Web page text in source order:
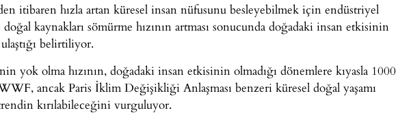
itibaren hızla artan küresel insan nüfusunu besleyebilmek için endüstriyel
doğal kaynakları sömürme hızının artması sonucunda doğadaki insan etkisinin
belirtiliyor.
yok olma hızının, doğadaki insan etkisinin olmadığı dönemlere kıyasla 1000
ancak Paris İklim Değişikliği Anlaşması benzeri küresel doğal yaşamı
kırılabileceğini vurguluyor.